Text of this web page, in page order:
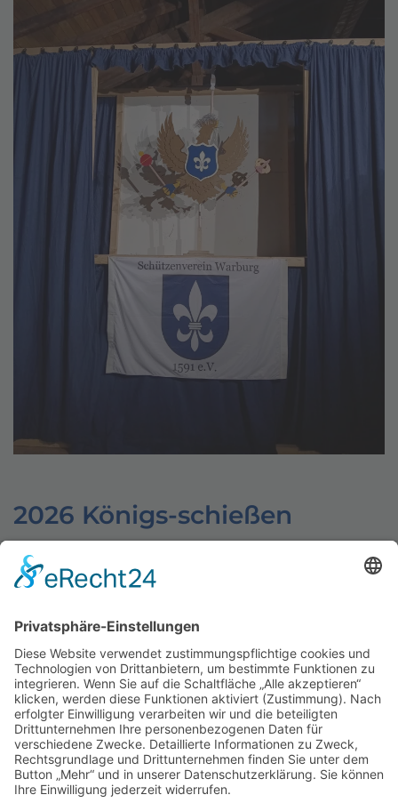
2026 Königs-schießen
Schützenverein Warburg von 1591 e.V.
Impressum|Datenschutz
Werde Förderer des